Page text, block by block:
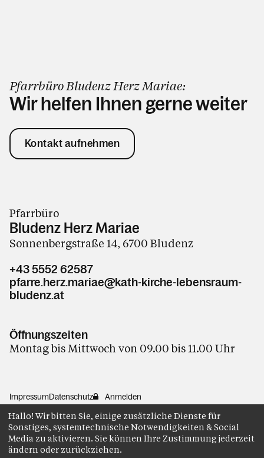
Pfarrbüro Bludenz Herz Mariae:
Wir helfen Ihnen gerne weiter
Kontakt aufnehmen
Pfarrbüro
Bludenz Herz Mariae
Sonnenbergstraße 14, 6700 Bludenz
+43 5552 62587
pfarre.herz.mariae@kath-kirche-lebensraum-
bludenz.at
Öffnungszeiten
Montag bis Mittwoch von 09.00 bis 11.00 Uhr
ImpressumDatenschutz Anmelden
Hallo! Wir bitten Sie, einige zusätzliche Dienste für
Sonstiges, systemtechnische Notwendigkeiten & Social
Media zu aktivieren. Sie können Ihre Zustimmung jederzeit
ändern oder zurückziehen.